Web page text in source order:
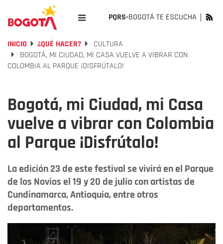
PQRS-BOGOTÁ TE ESCUCHA
INICIO ¿QUÉ HACER?
CULTURA
BOGOTÁ, MI CIUDAD, MI CASA VUELVE A VIBRAR CON
COLOMBIA AL PARQUE ¡DISFRÚTALO!
Bogotá, mi Ciudad, mi Casa
vuelve a vibrar con Colombia
al Parque ¡Disfrútalo!
La edición 23 de este festival se vivirá en el Parque
de los Novios el 19 y 20 de julio con artistas de
Cundinamarca, Antioquia, entre otros
departamentos.